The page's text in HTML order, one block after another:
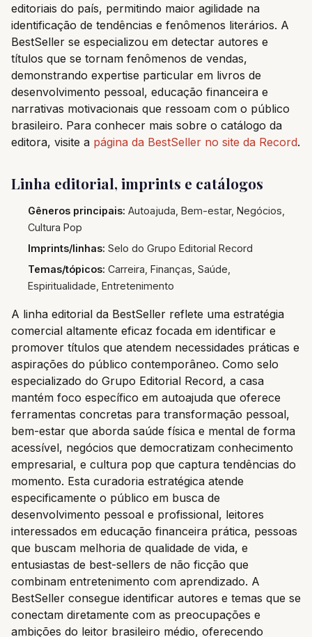
editoriais do país, permitindo maior agilidade na
identificação de tendências e fenômenos literários. A
BestSeller se especializou em detectar autores e
títulos que se tornam fenômenos de vendas,
demonstrando expertise particular em livros de
desenvolvimento pessoal, educação financeira e
narrativas motivacionais que ressoam com o público
brasileiro. Para conhecer mais sobre o catálogo da
editora, visite a página da BestSeller no site da Record.
Linha editorial, imprints e catálogos
Gêneros principais: Autoajuda, Bem-estar, Negócios,
Cultura Pop
Imprints/linhas: Selo do Grupo Editorial Record
Temas/tópicos: Carreira, Finanças, Saúde,
Espiritualidade, Entretenimento
A linha editorial da BestSeller reflete uma estratégia
comercial altamente eficaz focada em identificar e
promover títulos que atendem necessidades práticas e
aspirações do público contemporâneo. Como selo
especializado do Grupo Editorial Record, a casa
mantém foco específico em autoajuda que oferece
ferramentas concretas para transformação pessoal,
bem-estar que aborda saúde física e mental de forma
acessível, negócios que democratizam conhecimento
empresarial, e cultura pop que captura tendências do
momento. Esta curadoria estratégica atende
especificamente o público em busca de
desenvolvimento pessoal e profissional, leitores
interessados em educação financeira prática, pessoas
que buscam melhoria de qualidade de vida, e
entusiastas de best-sellers de não ficção que
combinam entretenimento com aprendizado. A
BestSeller consegue identificar autores e temas que se
conectam diretamente com as preocupações e
ambições do leitor brasileiro médio, oferecendo